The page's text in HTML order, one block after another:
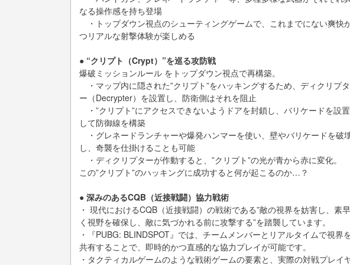
なる操作感を持ち登場
・トップダウン視点のシューティングゲームで、これまでにない爽快
つリアルな射撃体験が楽しめる
● “クリプト（Crypt）”を巡る攻防戦
爆破ミッションルール をトップダウン視点で再構築。
・マップ内に隠された”クリプト”をハッキングするため、ディクリプタ
ー（Decrypter）を設置し、防衛側はそれを阻止
・”クリプト”にアクセスできないようドアを封鎖し、バリケードを設置
して防御線を構築
・グレネードランチャーや爆発ハンマーを使い、壁やバリケードを破
し、奇襲を仕掛けることも可能
・ディクリプターが作動すると、”クリプト”の光が青から赤に変化。
この”クリプト”のハッキングに成功すると何が起こるのか…？
● 深みのあるCQB（近接戦闘）協力戦術
・ 現代におけるCQB（近接戦闘）の戦術である”敵の視界を妨害し、素早
く視野を確保し、敵に気づかれる前に攻撃する”を踏襲しています。
・『PUBG: BLINDSPOT』では、チームメンバーとリアルタイムで視界
共有することで、即時的かつ直感的な協力プレイが可能です。
・タクティカルゲームのような戦術ゲームの要素と、実際の対戦プレイ